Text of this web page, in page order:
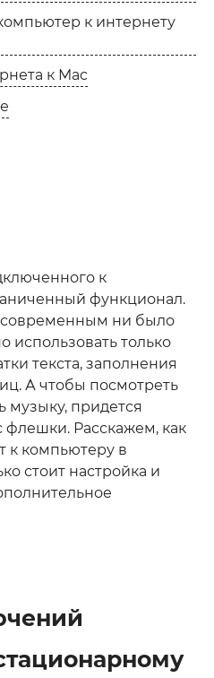
к интернету
к Mac
к
функционал.
ни было
использовать только
текста, заполнения
А чтобы посмотреть
придется
флешки. Расскажем, как
к компьютеру в
стоит настройка и